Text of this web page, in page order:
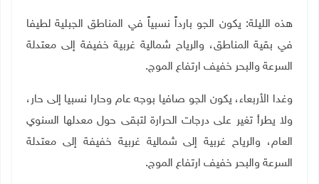
هذه الليلة: يكون الجو بارداً نسبياً في المناطق الجبلية لطيفا
في بقية المناطق،والرياح شمالية غربية خفيفة إلى معتدلة
السرعة والبحر خفيف ارتفاع الموج.
وغدا الأربعاء، يكون الجو صافيا بوجه عام وحارا نسبيا إلى حار،
ولا يطرأتغير علىدرجات الحرارة لتبقى حول معدلها السنوي
العام، والرياح غربية إلى شمالية غربية خفيفة إلى معتدلة
السرعة والبحر خفيف ارتفاع الموج.